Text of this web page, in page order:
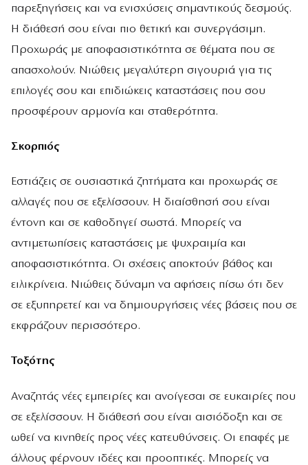
παρεξηγήσεις και να ενισχύσεις σημαντικούς δεσμούς.
Η διάθεσή σου είναι πιο θετική και συνεργάσιμη.
Προχωράς με αποφασιστικότητα σε θέματα που σε
απασχολούν. Νιώθεις μεγαλύτερη σιγουριά για τις
επιλογές σου και επιδιώκεις καταστάσεις που σου
προσφέρουν αρμονία και σταθερότητα.
Σκορπιός
Εστιάζεις σε ουσιαστικά ζητήματα και προχωράς σε
αλλαγές που σε εξελίσσουν. Η διαίσθησή σου είναι
έντονη και σε καθοδηγεί σωστά. Μπορείς να
αντιμετωπίσεις καταστάσεις με ψυχραιμία και
αποφασιστικότητα. Οι σχέσεις αποκτούν βάθος και
ειλικρίνεια. Νιώθεις δύναμη να αφήσεις πίσω ότι δεν
σε εξυπηρετεί και να δημιουργήσεις νέες βάσεις που σε
εκφράζουν περισσότερο.
Τοξότης
Αναζητάς νέες εμπειρίες και ανοίγεσαι σε ευκαιρίες που
σε εξελίσσουν. Η διάθεσή σου είναι αισιόδοξη και σε
ωθεί να κινηθείς προς νέες κατευθύνσεις. Οι επαφές με
άλλους φέρνουν ιδέες και προοπτικές. Μπορείς να